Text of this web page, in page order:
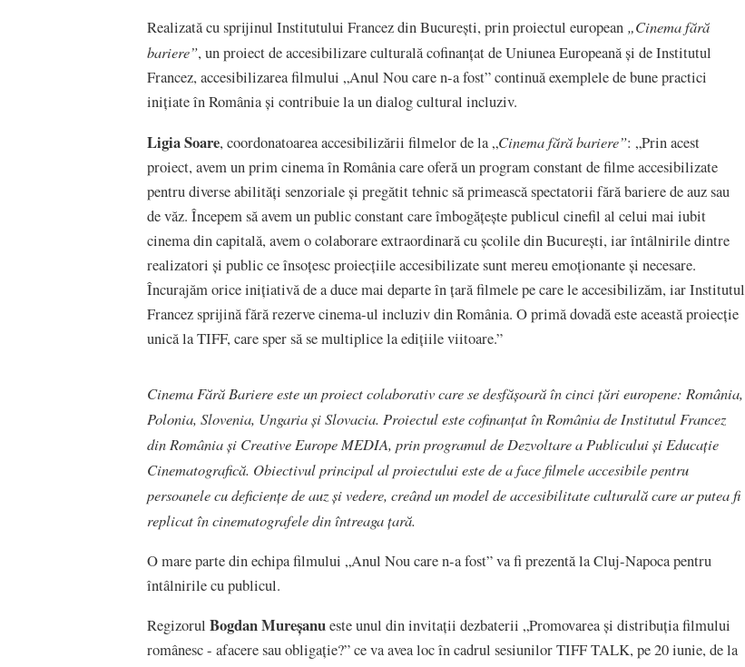
Realizată cu sprijinul Institutului Francez din București, prin proiectul european „Cinema fără
bariere”, un proiect de accesibilizare culturală cofinanțat de Uniunea Europeană și de Institutul
Francez, accesibilizarea filmului „Anul Nou care n-a fost” continuă exemplele de bune practici
inițiate în România și contribuie la un dialog cultural incluziv.
Ligia Soare, coordonatoarea accesibilizării filmelor de la „Cinema fără bariere”: „Prin acest
proiect, avem un prim cinema în România care oferă un program constant de filme accesibilizate
pentru diverse abilități senzoriale și pregătit tehnic să primească spectatorii fără bariere de auz sau
de văz. Începem să avem un public constant care îmbogățește publicul cinefil al celui mai iubit
cinema din capitală, avem o colaborare extraordinară cu școlile din București, iar întâlnirile dintre
realizatori și public ce însoțesc proiecțiile accesibilizate sunt mereu emoționante și necesare.
Încurajăm orice inițiativă de a duce mai departe în țară filmele pe care le accesibilizăm, iar Institutul
Francez sprijină fără rezerve cinema-ul incluziv din România. O primă dovadă este această proiecție
unică la TIFF, care sper să se multiplice la edițiile viitoare.”
Cinema Fără Bariere este un proiect colaborativ care se desfășoară în cinci țări europene: România,
Polonia, Slovenia, Ungaria și Slovacia. Proiectul este cofinanțat în România de Institutul Francez
din România și Creative Europe MEDIA, prin programul de Dezvoltare a Publicului și Educație
Cinematografică. Obiectivul principal al proiectului este de a face filmele accesibile pentru
persoanele cu deficiențe de auz și vedere, creând un model de accesibilitate culturală care ar putea fi
replicat în cinematografele din întreaga țară.
O mare parte din echipa filmului „Anul Nou care n-a fost” va fi prezentă la Cluj-Napoca pentru
întâlnirile cu publicul.
Regizorul Bogdan Mureșanueste unul din invitații dezbaterii „Promovarea și distribuția filmului
românesc - afacere sau obligație?” ce va avea loc în cadrul sesiunilor TIFF TALK, pe 20 iunie, de la